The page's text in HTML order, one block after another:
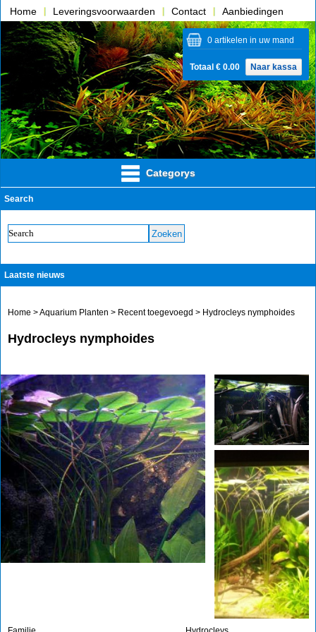
Home Leveringsvoorwaarden Contact
Aanbiedingen
Over ons
Categorys
Search
Laatste nieuws
0 artikelen in uw mand
Totaal € 0.00 Naar kassa
Home >Aquarium Planten > Recent toegevoegd > Hydrocleys nymphoides
Hydrocleys nymphoides